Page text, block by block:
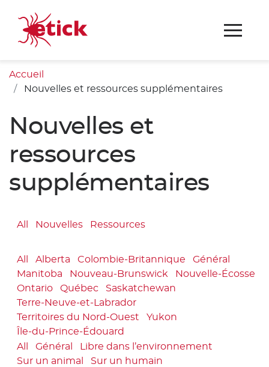
Accueil
Nouvelles et ressources supplémentaires
Nouvelles et
ressources
supplémentaires
All Nouvelles Ressources
All Alberta Colombie-Britannique
Général
Manitoba
Nouveau-Brunswick
Nouvelle-Écosse
Ontario
Québec
Saskatchewan
Terre-Neuve-et-Labrador
Territoires du Nord-Ouest
Yukon
Île-du-Prince-Édouard
All
Général
Libre dans l’environnement
Sur un animal
Sur un humain